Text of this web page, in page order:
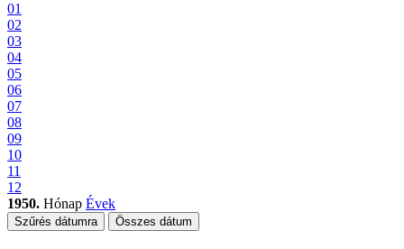
01
02
03
04
05
06
07
08
09
10
11
12
1950. Hónap Évek
Szűrés dátumra Összes dátum